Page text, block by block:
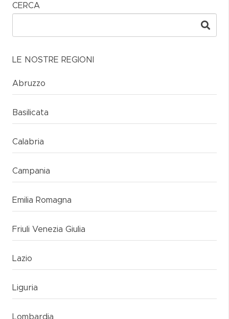
CERCA
LE NOSTRE REGIONI
Abruzzo
Basilicata
Calabria
Campania
Emilia Romagna
Friuli Venezia Giulia
Lazio
Liguria
Lombardia